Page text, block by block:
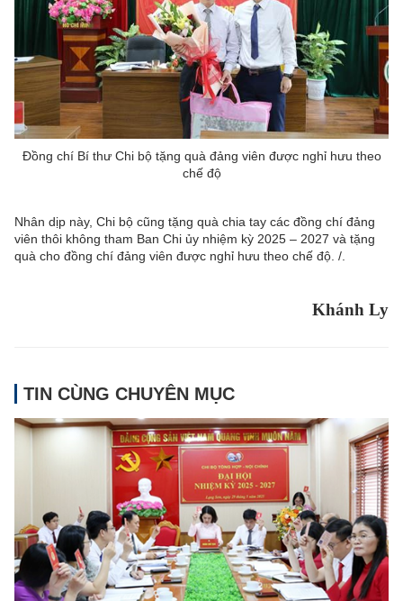
Đồng chí Bí thư Chi bộ tặng quà đảng viên được nghỉ hưu theo
chế độ
Nhân dịp này, Chi bộ cũng tặng quà chia tay các đồng chí đảng
viên thôi không tham Ban Chi ủy nhiệm kỳ 2025 – 2027 và tặng
quà cho đồng chí đảng viên được nghỉ hưu theo chế độ. /.
Khánh Ly
TIN CÙNG CHUYÊN MỤC